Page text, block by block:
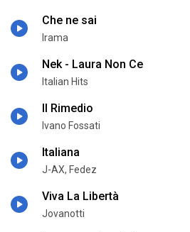
Che ne sai
Irama
Nek - Laura Non Ce
Italian Hits
Il Rimedio
Ivano Fossati
Italiana
J-AX, Fedez
Viva La Libertà
Jovanotti